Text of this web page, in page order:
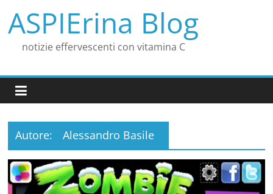
contenuto
ASPIErina Blog
notizie effervescenti con vitamina C
Autore: Alessandro Basile